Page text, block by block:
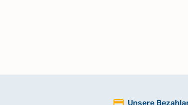
Unsere